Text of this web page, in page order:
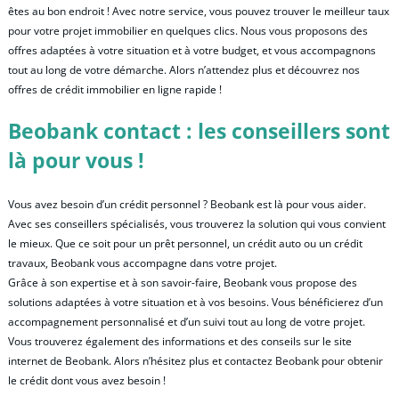
êtes au bon endroit ! Avec notre service, vous pouvez trouver le meilleur taux
pour votre projet immobilier en quelques clics. Nous vous proposons des
offres adaptées à votre situation et à votre budget, et vous accompagnons
tout au long de votre démarche. Alors n’attendez plus et découvrez nos
offres de crédit immobilier en ligne rapide !
Beobank contact : les conseillers sont
là pour vous !
Vous avez besoin d’un crédit personnel ? Beobank est là pour vous aider.
Avec ses conseillers spécialisés, vous trouverez la solution qui vous convient
le mieux. Que ce soit pour un prêt personnel, un crédit auto ou un crédit
travaux, Beobank vous accompagne dans votre projet.
Grâce à son expertise et à son savoir-faire, Beobank vous propose des
solutions adaptées à votre situation et à vos besoins. Vous bénéficierez d’un
accompagnement personnalisé et d’un suivi tout au long de votre projet.
Vous trouverez également des informations et des conseils sur le site
internet de Beobank. Alors n’hésitez plus et contactez Beobank pour obtenir
le crédit dont vous avez besoin !